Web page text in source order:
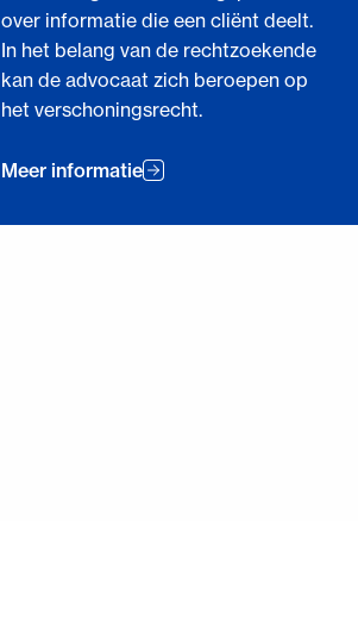
over informatie die een cliënt deelt.
In het belang van de rechtzoekende
kan de advocaat zich beroepen op
het verschoningsrecht.
Meer informatie